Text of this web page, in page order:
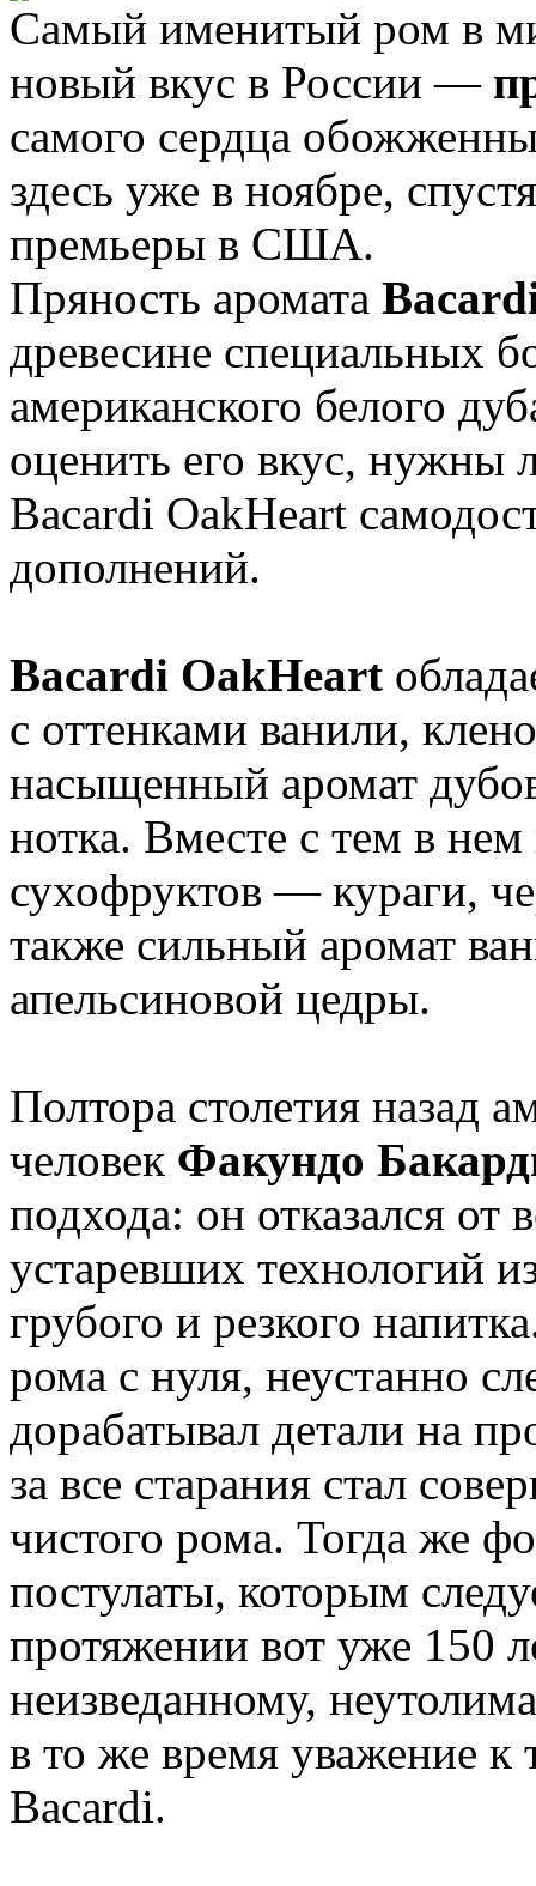
Самый именитый ром в
новый вкус в России —
самого сердца
здесь уже в ноябре,
премьеры в США.
Пряность аромата
древесине специальных
американского белого
оценить его вкус, нужны
Bacardi OakHeart
дополнений.
Bacardi OakHeart
с оттенками ванили,
насыщенный аромат
нотка. Вместе с тем в
сухофруктов — кураги,
также сильный аромат
апельсиновой цедры.
Полтора столетия назад
человек Факундо
подхода: он отказался от
устаревших технологий
грубого и резкого
рома с нуля, неустанно
дорабатывал детали на
за все старания стал
чистого рома. Тогда же
постулаты, которым
протяжении вот уже 150
неизведанному,
в то же время уважение
Bacardi.